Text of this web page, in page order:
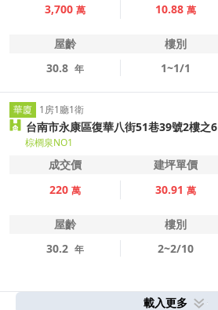
3,700 萬 10.88 萬
屋齡 樓別
30.8 年 1~1/1
華廈 1房1廳1衛
台南市永康區復華八街51巷39號2樓之6
棕櫚泉NO1
成交價 建坪單價
220 萬 30.91 萬
屋齡 樓別
30.2 年 2~2/10
載入更多